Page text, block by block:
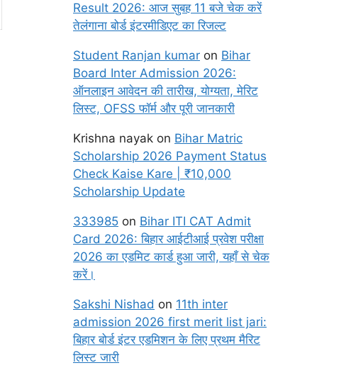
Result 2026: आज सुबह 11 बजे चेक करें
तेलंगाना बोर्ड इंटरमीडिएट का रिजल्ट
Student Ranjan kumar on Bihar
Board Inter Admission 2026:
ऑनलाइन आवेदन की तारीख, योग्यता, मेरिट
लिस्ट, OFSS फॉर्म और पूरी जानकारी
Krishna nayak on Bihar Matric
Scholarship 2026 Payment Status
Check Kaise Kare | ₹10,000
Scholarship Update
333985 on Bihar ITI CAT Admit
Card 2026: बिहार आईटीआई प्रवेश परीक्षा
2026 का एडमिट कार्ड हुआ जारी, यहाँ से चेक
करें।
Sakshi Nishad on 11th inter
admission 2026 first merit list jari:
बिहार बोर्ड इंटर एडमिशन के लिए प्रथम मैरिट
लिस्ट जारी